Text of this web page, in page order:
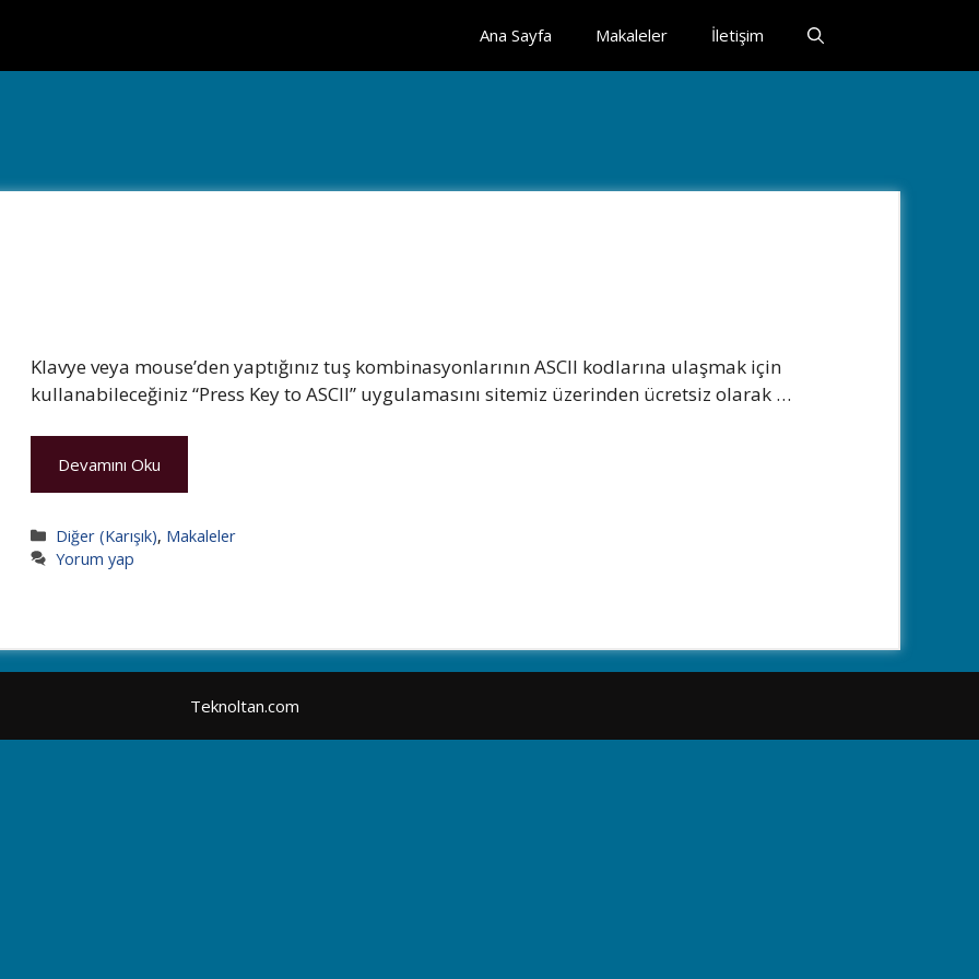
Ana Sayfa Makaleler İletişim
Klavye veya mouse’den yaptığınız tuş kombinasyonlarının ASCII kodlarına ulaşmak için
kullanabileceğiniz “Press Key to ASCII” uygulamasını sitemiz üzerinden ücretsiz olarak …
Devamını Oku
Kategoriler
Diğer (Karışık), Makaleler
Yorum yap
Teknoltan.com